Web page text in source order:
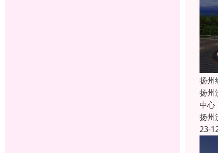
扬州
扬州
中心
扬州
23-